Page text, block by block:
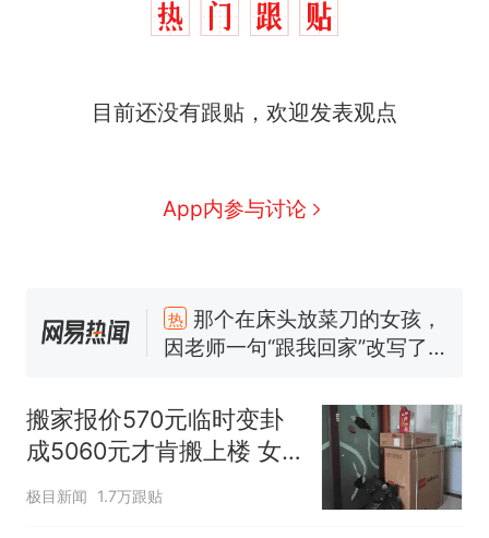
目前还没有跟贴，欢迎发表观点
App内参与讨论
热
那个在床头放菜刀的女孩，
因老师一句“跟我回家”改写了
交5060元才肯搬上楼！女子傻
眼了……
空调24小时开着反而更省电？
电力部门回应
佛山一中学招聘物理教师，笔
搬家报价570元临时变卦
成5060元才肯搬上楼 女
子傻眼
极目新闻 1.7万跟贴